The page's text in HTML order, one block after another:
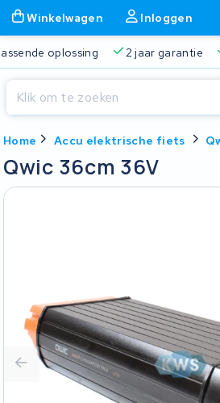
Winkelwagen Inloggen
oplossing 2 jaar garantie
Home Accu elektrische fiets
Qwic 36cm 36V
Begin te typen in de